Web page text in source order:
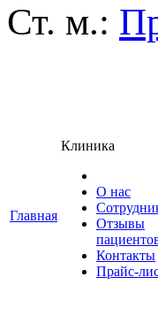
Ст. м.:
Главная
Клиника
О нас
Отзывы
Контакты
Прайс-